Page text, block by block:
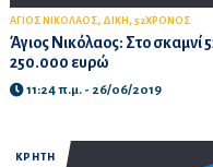
ΑΓΙΟΣ ΝΙΚΟΛΑΟΣ, ΔΙΚΗ , 52ΧΡΟΝΟΣ
Άγιος Νικόλαος: Στο σκαμνί
250.000 ευρώ
11:24 π.μ. - 26/06/2019
ΚΡΗΤΗ